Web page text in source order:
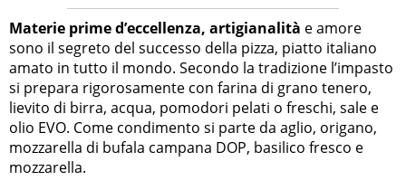
Materie prime d’eccellenza, artigianalità e amore
sono il segreto del successo della pizza, piatto italiano
amato in tutto il mondo. Secondo la tradizione l’impasto
si prepara rigorosamente con farina di grano tenero,
lievito di birra, acqua, pomodori pelati o freschi, sale e
olio EVO. Come condimento si parte da aglio, origano,
mozzarella di bufala campana DOP, basilico fresco e
mozzarella.